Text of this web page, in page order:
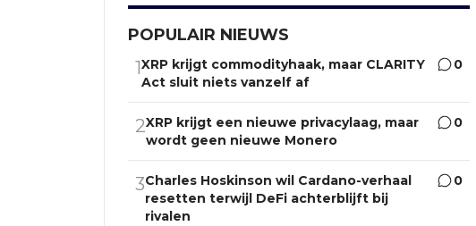
POPULAIR NIEUWS
1XRP krijgt commodityhaak, maar CLARITY
Act sluit niets vanzelf af
0
2XRP krijgt een nieuwe privacylaag, maar
wordt geen nieuwe Monero
0
3Charles Hoskinson wil Cardano-verhaal
resetten terwijl DeFi achterblijft bij
rivalen
0